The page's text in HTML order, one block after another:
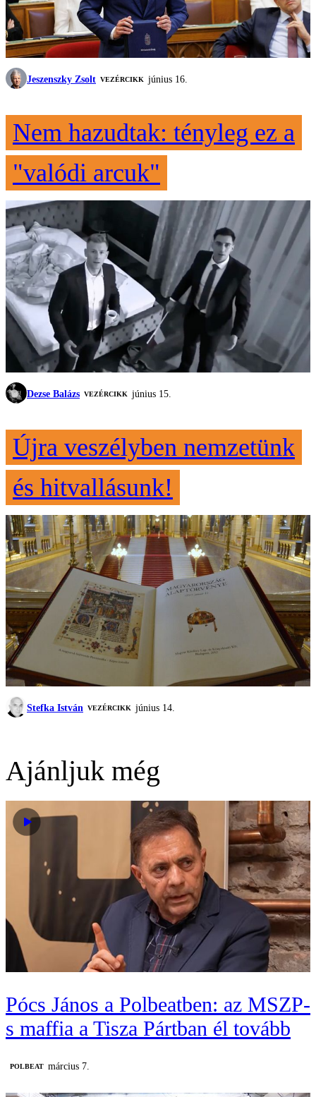
Jeszenszky Zsolt VEZÉRCIKK június 16.
Nem hazudtak: tényleg ez a
"valódi arcuk"
Dezse Balázs VEZÉRCIKK június 15.
Újra veszélyben nemzetünk
és hitvallásunk!
Stefka István VEZÉRCIKK június 14.
Ajánljuk még
Pócs János a Polbeatben: az MSZP-
s maffia a Tisza Pártban él tovább
‎POLBEAT március 7.